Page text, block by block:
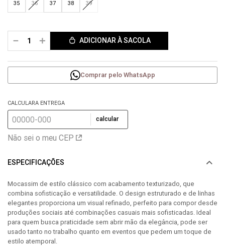
35 36 37 38 39
＋
－ ADICIONAR À SACOLA
Comprar pelo WhatsApp
CALCULARA ENTREGA
calcular
Não sei o meu CEP
ESPECIFICAÇÕES
Mocassim de estilo clássico com acabamento texturizado, que
combina sofisticação e versatilidade. O design estruturado e de linhas
elegantes proporciona um visual refinado, perfeito para compor desde
produções sociais até combinações casuais mais sofisticadas. Ideal
para quem busca praticidade sem abrir mão da elegância, pode ser
usado tanto no trabalho quanto em eventos que pedem um toque de
estilo atemporal.